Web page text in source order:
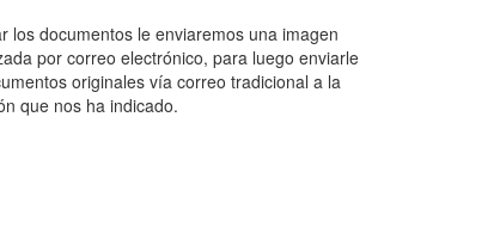
los documentos le enviaremos una imagen
por correo electrónico, para luego enviarle
originales vía correo tradicional a la
que nos ha indicado.